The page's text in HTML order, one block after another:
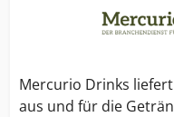
Mercurio Drinks
aus und für die